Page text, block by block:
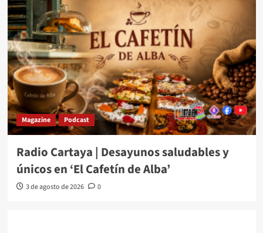
Magazine Podcast
Radio Cartaya | Desayunos saludables y
únicos en ‘El Cafetín de Alba’
3 de agosto de 2026 0